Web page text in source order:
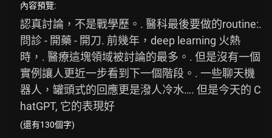
內容預覽:
認真討論，不是戰學歷。. 醫科最後要做的routine:.
問診 - 開藥 - 開刀. 前幾年，deep learning 火熱
時，. 醫療這塊領域被討論的最多。. 但是沒有一個
實例讓人更近一步看到下一個階段。. 一些聊天機
器人，罐頭式的回應更是潑人冷水…. 但是今天的 C
hatGPT, 它的表現好
(還有130個字)